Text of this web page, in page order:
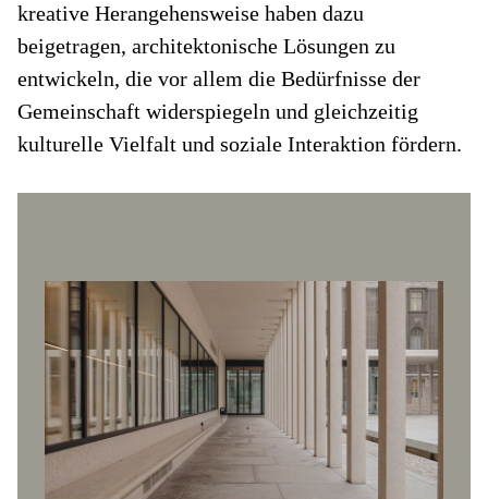
kreative Herangehensweise haben dazu
beigetragen, architektonische Lösungen zu
entwickeln, die vor allem die Bedürfnisse der
Gemeinschaft widerspiegeln und gleichzeitig
kulturelle Vielfalt und soziale Interaktion fördern.